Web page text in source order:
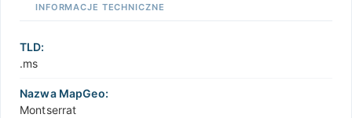
INFORMACJE TECHNICZNE
TLD:
.ms
Nazwa MapGeo:
Montserrat